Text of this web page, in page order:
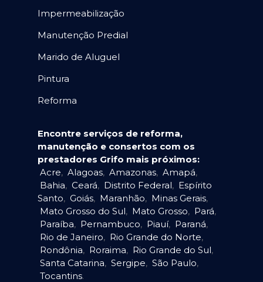
Impermeabilização
Manutenção Predial
Marido de Aluguel
Pintura
Reforma
Encontre serviços de reforma,
manutenção e consertos com os
prestadores Grifo mais próximos:
Acre, Alagoas, Amazonas, Amapá,
Bahia, Ceará, Distrito Federal, Espírito
Santo, Goiás, Maranhão, Minas Gerais,
Mato Grosso do Sul, Mato Grosso, Pará,
Paraíba, Pernambuco, Piauí, Paraná,
Rio de Janeiro, Rio Grande do Norte,
Rondônia, Roraima, Rio Grande do Sul,
Santa Catarina, Sergipe, São Paulo,
Tocantins.